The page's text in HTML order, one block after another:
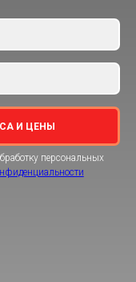
И ЦЕНЫ
персональных